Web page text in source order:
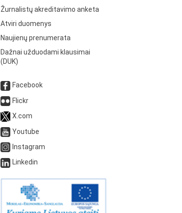
Žurnalistų akreditavimo anketa
Atviri duomenys
Naujienų prenumerata
Dažnai užduodami klausimai
(DUK)
Facebook
Flickr
X.com
Youtube
Instagram
Linkedin